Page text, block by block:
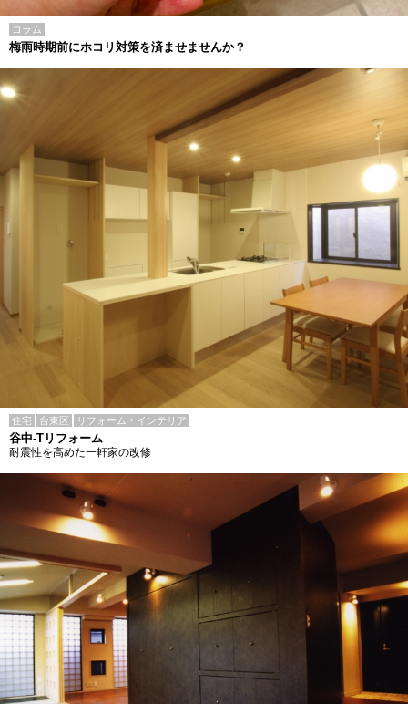
コラム
梅雨時期前にホコリ対策を済ませませんか？
住宅 台東区 リフォーム・インテリア
谷中-Tリフォーム
耐震性を高めた一軒家の改修